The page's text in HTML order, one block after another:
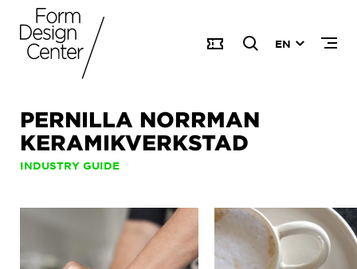
EN
PERNILLA NORRMAN
KERAMIKVERKSTAD
INDUSTRY GUIDE